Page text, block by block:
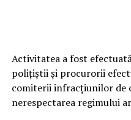
Activitatea a fost
polițiștii și procurorii
comiterii infracțiunilor de
nerespectarea regimului